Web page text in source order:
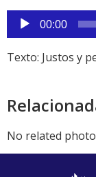
Reproductor
de
audio
00:00
Texto: Justos y
No related